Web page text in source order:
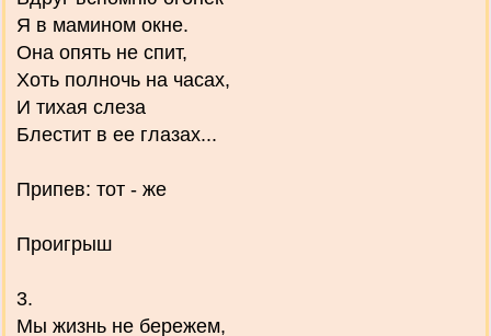
Я в мамином окне.
Она опять не спит,
Хоть полночь на часах,
И тихая слеза
Блестит в ее глазах...
Припев: тот - же
Проигрыш
3.
Мы жизнь не бережем,